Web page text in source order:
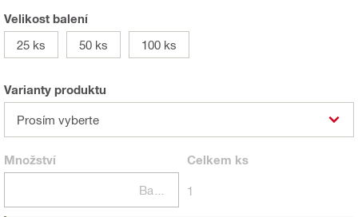
Velikost balení
25 ks
50 ks 100 ks
Varianty produktu
Prosím vyberte
Množství Celkem ks
1